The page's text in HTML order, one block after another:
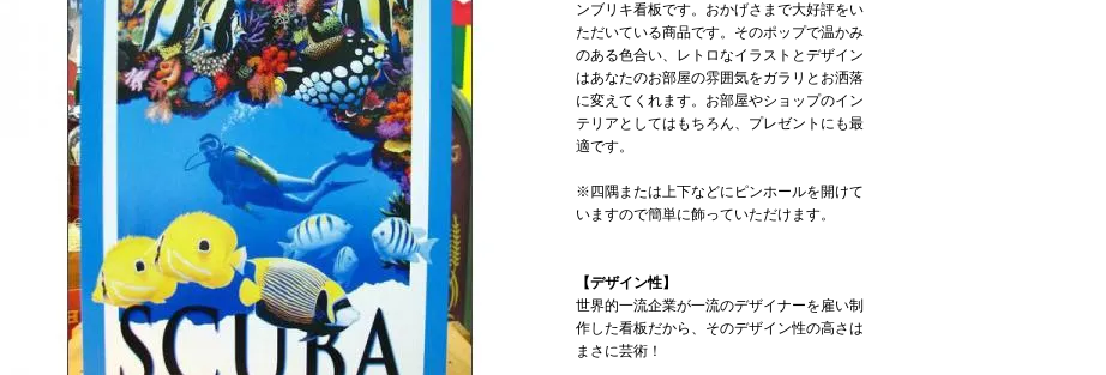
ンブリキ看板です。おかげさまで大好評をい
ただいている商品です。そのポップで温かみ
のある色合い、レトロなイラストとデザイン
はあなたのお部屋の雰囲気をガラリとお洒落
に変えてくれます。お部屋やショップのイン
テリアとしてはもちろん、プレゼントにも最
適です。
※四隅または上下などにピンホールを開けて
いますので簡単に飾っていただけます。
【デザイン性】
世界的一流企業が一流のデザイナーを雇い制
作した看板だから、そのデザイン性の高さは
まさに芸術！